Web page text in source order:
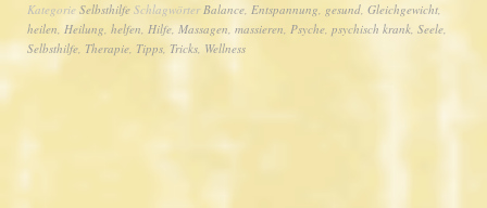
Kategorie Selbsthilfe Schlagwörter Balance, Entspannung, gesund, Gleichgewicht,
heilen, Heilung, helfen, Hilfe, Massagen, massieren, Psyche, psychisch krank, Seele,
Selbsthilfe, Therapie, Tipps, Tricks, Wellness